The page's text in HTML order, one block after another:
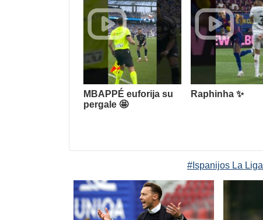
MBAPPÉ euforija su
pergale 🤩
Raphinha ✨
#Ispanijos La Liga